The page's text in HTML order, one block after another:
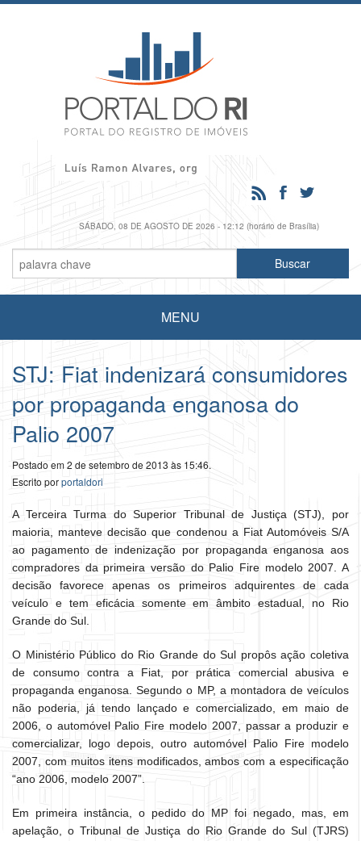
SÁBADO, 08 DE AGOSTO DE 2026 - 12:12 (horário de Brasília)
MENU
STJ: Fiat indenizará consumidores
por propaganda enganosa do
Palio 2007
Postado em 2 de setembro de 2013 às 15:46.
Escrito porportaldori
A Terceira Turma do Superior Tribunal de Justiça (STJ), por
maioria, manteve decisão que condenou a Fiat Automóveis S/A
ao pagamento de indenização por propaganda enganosa aos
compradores da primeira versão do Palio Fire modelo 2007. A
decisão favorece apenas os primeiros adquirentes de cada
veículo e tem eficácia somente em âmbito estadual, no Rio
Grande do Sul.
O Ministério Público do Rio Grande do Sul propôs ação coletiva
de consumo contra a Fiat, por prática comercial abusiva e
propaganda enganosa. Segundo o MP, a montadora de veículos
não poderia, já tendo lançado e comercializado, em maio de
2006, o automóvel Palio Fire modelo 2007, passar a produzir e
comercializar, logo depois, outro automóvel Palio Fire modelo
2007, com muitos itens modificados, ambos com a especificação
“ano 2006, modelo 2007”.
Em primeira instância, o pedido do MP foi negado, mas, em
apelação, o Tribunal de Justiça do Rio Grande do Sul (TJRS)